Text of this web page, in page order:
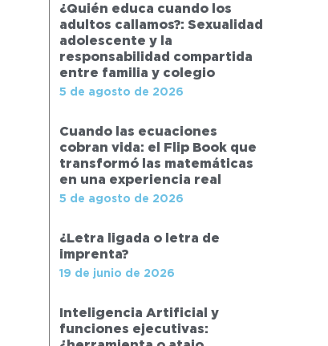
¿Quién educa cuando los
adultos callamos?: Sexualidad
adolescente y la
responsabilidad compartida
entre familia y colegio
5 de agosto de 2026
Cuando las ecuaciones
cobran vida: el Flip Book que
transformó las matemáticas
en una experiencia real
5 de agosto de 2026
¿Letra ligada o letra de
imprenta?
19 de junio de 2026
Inteligencia Artificial y
funciones ejecutivas: